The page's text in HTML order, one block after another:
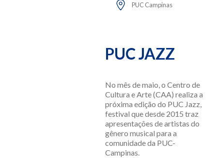
PUC Campinas
PUC JAZZ
No mês de maio, o Centro de
Cultura e Arte (CAA) realiza a
próxima edição do PUC Jazz,
festival que desde 2015 traz
apresentações de artistas do
gênero musical para a
comunidade da PUC-
Campinas.